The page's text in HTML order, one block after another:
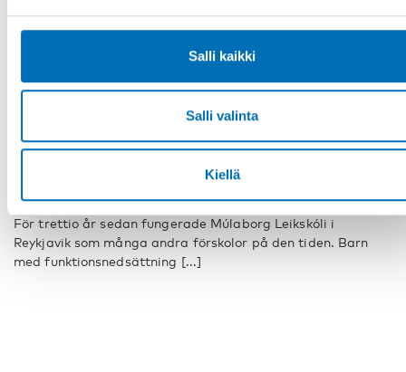
Salli kaikki
Salli valinta
Kiellä
VAMMAISKYSYMYKSET
För trettio år sedan fungerade Múlaborg Leikskóli i
Reykjavik som många andra förskolor på den tiden. Barn
med funktionsnedsättning [...]